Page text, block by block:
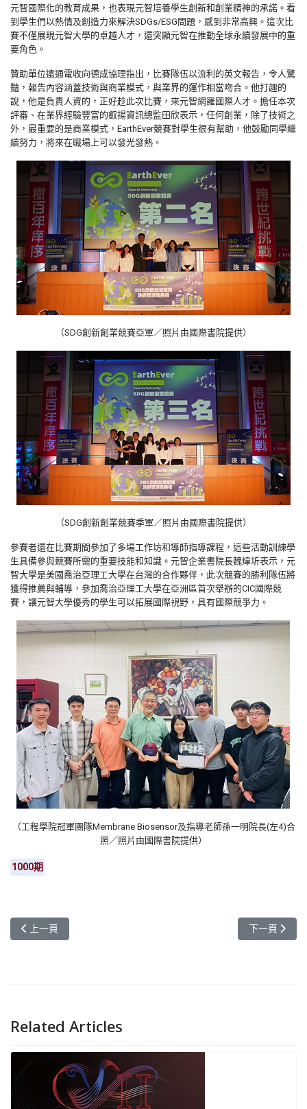
元智國際化的教育成果，也表現元智培養學生創新和創業精神的承諾。看
到學生們以熱情及創造力來解決SDGs/ESG問題，感到非常高興。這次比
賽不僅展現元智大學的卓越人才，還突顯元智在推動全球永續發展中的重
要角色。
贊助單位遠通電收向德成協理指出，比賽隊伍以流利的英文報告，令人驚
豔，報告內容涵蓋技術與商業模式，與業界的運作相當吻合。他打趣的
說，他是負責人資的，正好趁此次比賽，來元智網羅國際人才。擔任本次
評審、在業界經驗豐富的叡揚資訊總監田欣表示，任何創業，除了技術之
外，最重要的是商業模式，EarthEver競賽對學生很有幫助，他鼓勵同學繼
續努力，將來在職場上可以發光發熱。
（SDG創新創業競賽亞軍／照片由國際書院提供）
（SDG創新創業競賽季軍／照片由國際書院提供）
參賽者還在比賽期間參加了多場工作坊和導師指導課程，這些活動訓練學
生具備參與競賽所需的重要技能和知識。元智企業書院長魏煒圻表示，元
智大學是美國喬治亞理工大學在台灣的合作夥伴，此次競賽的勝利隊伍將
獲得推薦與輔導，參加喬治亞理工大學在亞洲區首次舉辦的CIC國際競
賽，讓元智大學優秀的學生可以拓展國際視野，具有國際競爭力。
（工程學院冠軍團隊Membrane Biosensor及指導老師孫一明院長(左4)合
照／照片由國際書院提供）
1000期
上一篇文章: 元智大學推線上自主學習 加值職場競爭力
上一頁 下一篇文章:
下一頁
Related Articles